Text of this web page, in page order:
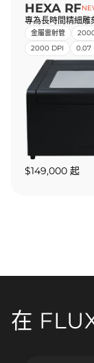
HEXA RF
專為長時間精細雕
金屬雷射管
2000 DPI
0.07
$149,000 起
在